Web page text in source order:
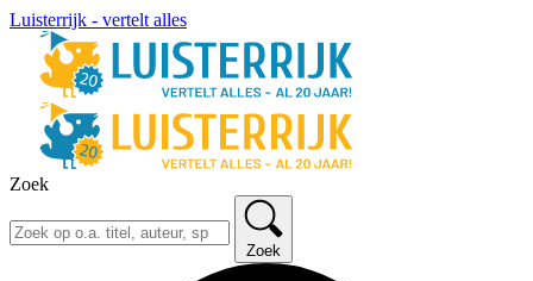
Luisterrijk - vertelt alles
Zoek
Zoek